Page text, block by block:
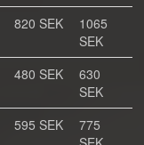
820 SEK
1065
SEK
480 SEK
630
SEK
595 SEK
775